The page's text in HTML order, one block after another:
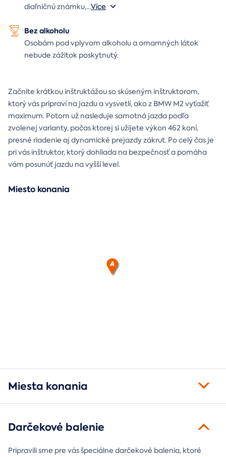
diaľničnú známku,...Více
Bez alkoholu
Osobám pod vplyvom alkoholu a omamných látok
nebude zážitok poskytnutý.
Začnite krátkou inštruktážou so skúseným inštruktorom,
ktorý vás pripraví na jazdu a vysvetlí, ako z BMW M2 vyťažiť
maximum. Potom už nasleduje samotná jazda podľa
zvolenej varianty, počas ktorej si užijete výkon 462 koní,
presné riadenie aj dynamické prejazdy zákrut. Po celý čas je
pri vás inštruktor, ktorý dohliada na bezpečnosť a pomáha
vám posunúť jazdu na vyšší level.
Miesto konania
Miesta konania
Darčekové balenie
Pripravili sme pre vás špeciálne darčekové balenia, ktoré